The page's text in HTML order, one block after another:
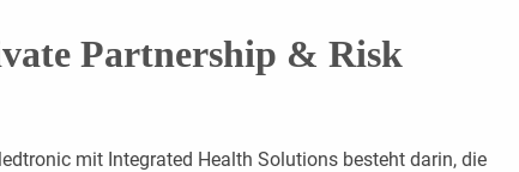
Partnership & Risk
mit Integrated Health Solutions besteht darin, die